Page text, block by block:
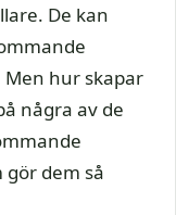
De kan
hur skapar
några av de
gör dem så